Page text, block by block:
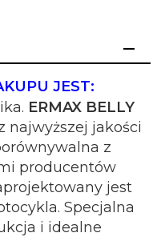
JEST:
ERMAX BELLY
najwyższej jakości
z
producentów
jest
Specjalna
i idealne